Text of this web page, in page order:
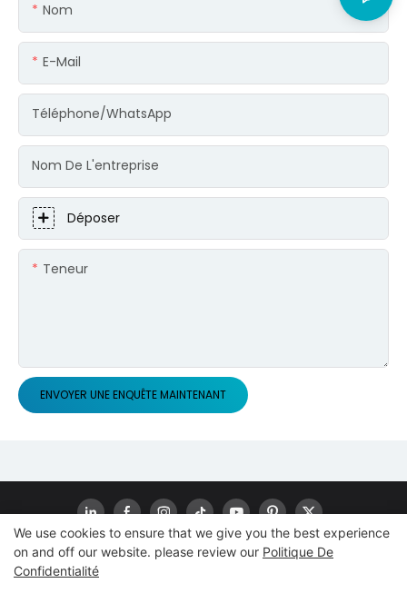
Nom
E-Mail
Téléphone/WhatsApp
Nom De L'entreprise
Déposer
Teneur
ENVOYER UNE ENQUÊTE MAINTENANT
Droit d'auteur© 2024
We use cookies to ensure that we give you the best experience
on and off our website. please review our Politique De
Confidentialité